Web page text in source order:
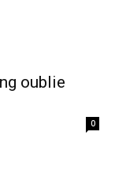
oublie
0